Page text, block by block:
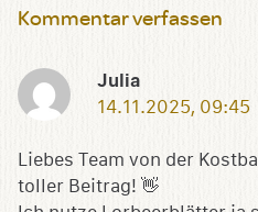
Kommentar verfassen
Julia
14.11.2025, 09:45
Liebes Team von der
toller Beitrag! 👋